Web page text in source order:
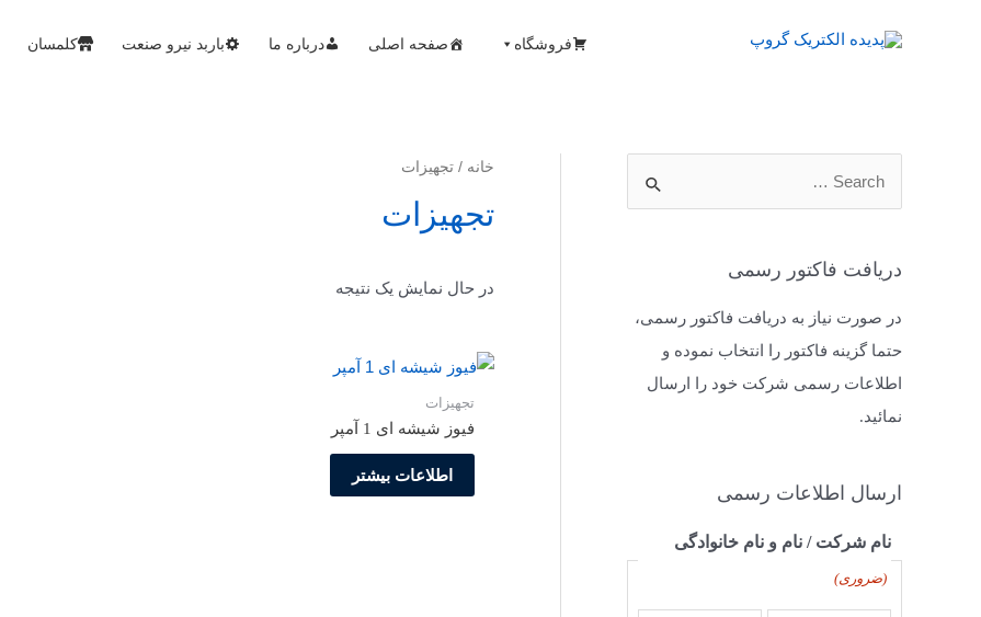
فروشگاه صفحه اصلی درباره ما باربد نیرو صنعت کلمسان
دریافت فاکتور رسمی
در صورت نیاز به دریافت فاکتور رسمی،
حتما گزینه فاکتور را انتخاب نموده و
اطلاعات رسمی شرکت خود را ارسال
نمائید.
ارسال اطلاعات رسمی
نام شرکت / نام و نام خانوادگی
(ضروری)
خانه / تجهیزات
تجهیزات
در حال نمایش یک نتیجه
تجهیزات
فیوز شیشه ای 1 آمپر
اطلاعات بیشتر